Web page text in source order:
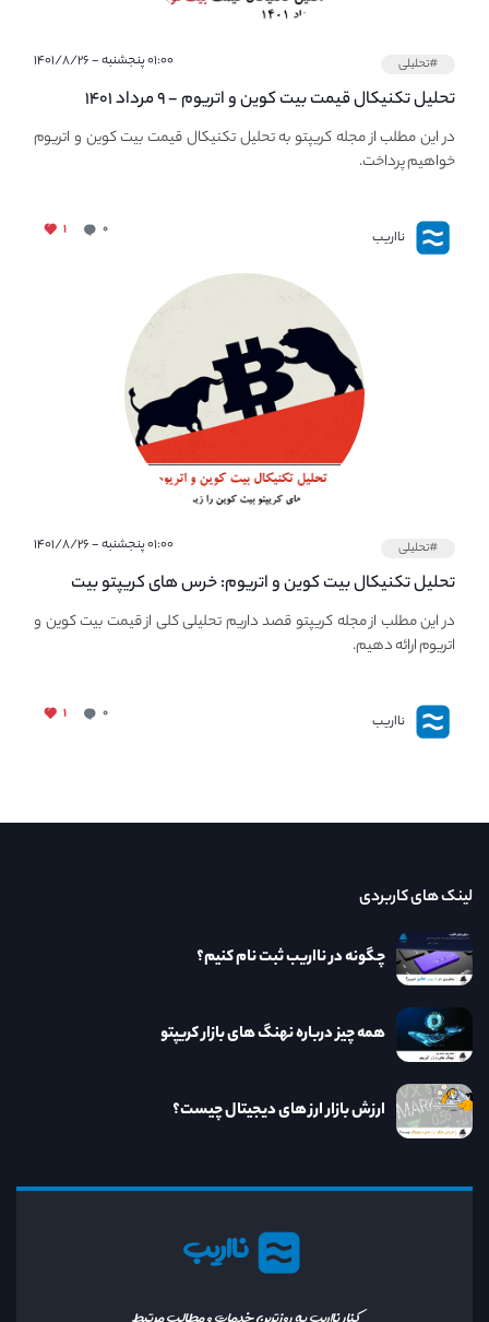
#تحلیلی ۰۱:۰۰ پنجشنبه - ۱۴۰۱/۸/۲۶
تحلیل تکنیکال قیمت بیت کوین و اتریوم - ۹ مرداد ۱۴۰۱
در این مطلب از مجله کریپتو به تحلیل تکنیکال قیمت بیت کوین و اتریوم
خواهیم پرداخت.
نااریب ۰ ۱
#تحلیلی ۰۱:۰۰ پنجشنبه - ۱۴۰۱/۸/۲۶
تحلیل تکنیکال بیت کوین و اتریوم: خرس های کریپتو بیت
کوین را زیر ۳۰ هزار دلار نگه می‌دارند.
در این مطلب از مجله کریپتو قصد داریم تحلیلی کلی از قیمت بیت کوین و
اتریوم ارائه دهیم.
نااریب ۰ ۱
نااریب
کنار نااریب به روزترین خدمات و مطالب مرتبط
لینک های کاربردی
چگونه در نااریب ثبت نام کنیم؟
همه چیز درباره نهنگ های بازار کریپتو
ارزش بازار ارز های دیجیتال چیست؟